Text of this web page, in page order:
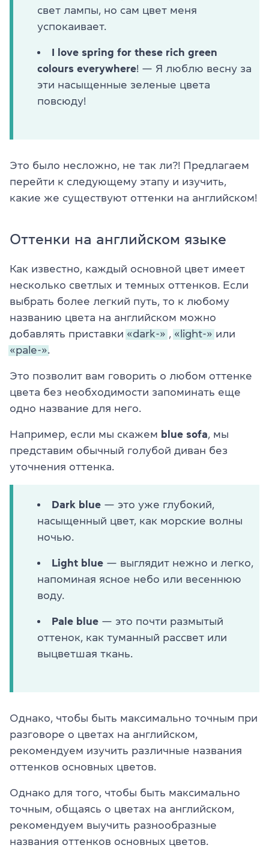
свет лампы, но сам цвет меня
успокаивает.
I love spring for these rich green
colours everywhere! — Я люблю весну за
эти насыщенные зеленые цвета
повсюду!
Это было несложно, не так ли?! Предлагаем
перейти к следующему этапу и изучить,
какие же существуют оттенки на английском!
Оттенки на английском языке
Как известно, каждый основной цвет имеет
несколько светлых и темных оттенков. Если
выбрать более легкий путь, то к любому
названию цвета на английском можно
добавлять приставки «dark-» «light-» или
«pale-».
Это позволит вам говорить о любом оттенке
цвета без необходимости запоминать еще
одно название для него.
Например, если мы скажем blue sofa , мы
представим обычный голубой диван без
уточнения оттенка.
Dark blue — это уже глубокий,
насыщенный цвет, как морские волны
ночью.
Light blue — выглядит нежно и легко,
напоминая ясное небо или весеннюю
воду.
Pale blue — это почти размытый
оттенок, как туманный рассвет или
выцветшая ткань.
Однако, чтобы быть максимально точным при
разговоре о цветах на английском,
рекомендуем изучить различные названия
оттенков основных цветов.
Однако для того, чтобы быть максимально
точным, общаясь о цветах на английском,
рекомендуем выучить разнообразные
названия оттенков основных цветов.